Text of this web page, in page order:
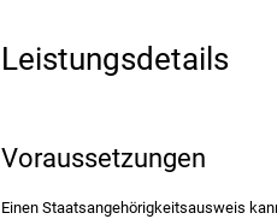
Leistungsdetails
Voraussetzungen
Einen Staatsangehörigkeitsausweis